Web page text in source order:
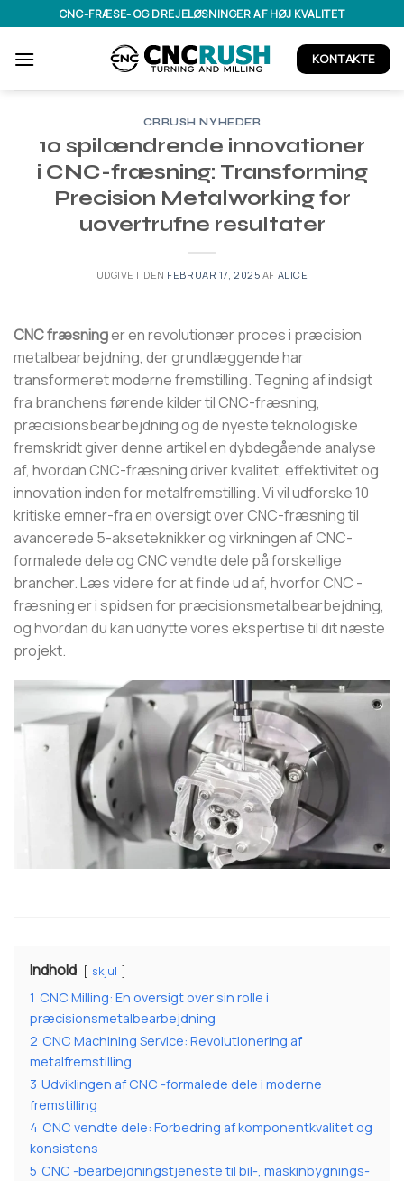
til
indhold
CNC-FRÆSE- OG DREJELØSNINGER AF HØJ KVALITET
KONTAKTE
CRRUSH NYHEDER
10 spilændrende innovationer
i CNC-fræsning: Transforming
Precision Metalworking for
uovertrufne resultater
UDGIVET DEN FEBRUAR 17, 2025 AF ALICE
CNC fræsninger en revolutionær proces i præcision
metalbearbejdning, der grundlæggende har
transformeret moderne fremstilling. Tegning af indsigt
fra branchens førende kilder til CNC-fræsning,
præcisionsbearbejdning og de nyeste teknologiske
fremskridt giver denne artikel en dybdegående analyse
af, hvordan CNC-fræsning driver kvalitet, effektivitet og
innovation inden for metalfremstilling. Vi vil udforske 10
kritiske emner-fra en oversigt over CNC-fræsning til
avancerede 5-akseteknikker og virkningen af ​​CNC-
formalede dele og CNC vendte dele på forskellige
brancher. Læs videre for at finde ud af, hvorfor CNC -
fræsning er i spidsen for præcisionsmetalbearbejdning,
og hvordan du kan udnytte vores ekspertise til dit næste
projekt.
Indhold skjul
1 CNC Milling: En oversigt over sin rolle i
præcisionsmetalbearbejdning
2 CNC Machining Service: Revolutionering af
metalfremstilling
3 Udviklingen af ​​CNC -formalede dele i moderne
fremstilling
4 CNC vendte dele: Forbedring af komponentkvalitet og
konsistens
5 CNC -bearbejdningstjeneste til bil-, maskinbygnings-